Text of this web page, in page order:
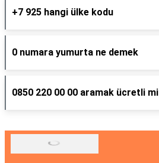
+7 925 hangi ülke kodu
0 numara yumurta ne demek
0850 220 00 00 aramak ücretli mi